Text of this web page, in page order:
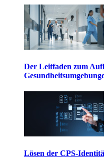
Der Leitfaden zum
Lösen der CPS-